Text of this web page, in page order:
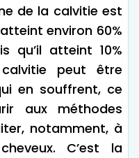
de la calvitie est
environ 60%
qu’il atteint 10%
peut être
en souffrent, ce
aux méthodes
notamment, à
C’est la